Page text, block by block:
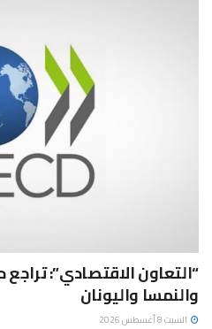
“التعاون الاقتصادي”: تراجع
والنمسا واليونان
السبت 8 أغسطس 2026